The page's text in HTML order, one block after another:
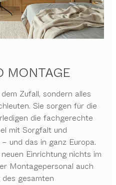
MONTAGE
Zufall, sondern alles
Sie sorgen für die
die fachgerechte
mit Sorgfalt und
und das in ganz Europa.
Einrichtung nichts im
Montagepersonal auch
gesamten